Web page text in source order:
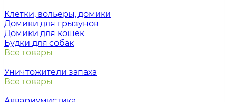
Клетки, вольеры, домики
Домики для грызунов
Домики для кошек
Будки для собак
Все товары
Уничтожители запаха
Все товары